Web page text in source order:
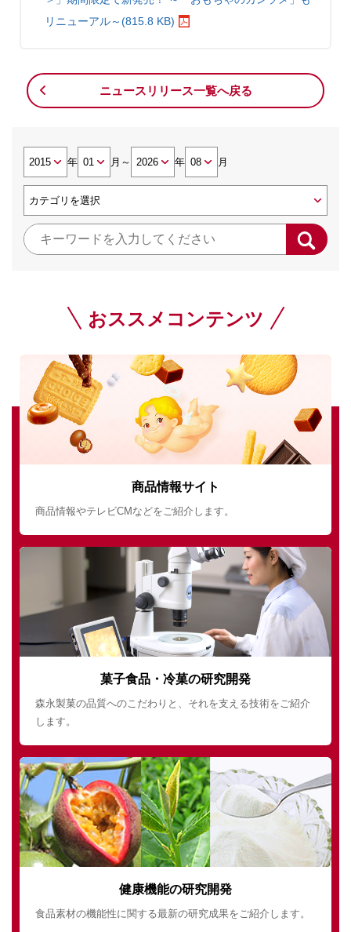
リニューアル～(815.8 KB)
ニュースリリース一覧へ戻る
年 月 ～ 年 月
おススメコンテンツ
商品情報サイト
商品情報やテレビCMなどをご紹介します。
菓子食品・冷菓の研究開発
森永製菓の品質へのこだわりと、それを支える技術をご紹介
します。
健康機能の研究開発
食品素材の機能性に関する最新の研究成果をご紹介します。